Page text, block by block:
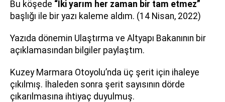
Bu köşede “İki yarım her zaman bir tam etmez”
başlığı ile bir yazı kaleme aldım. (14 Nisan, 2022)
Yazıda dönemin Ulaştırma ve Altyapı Bakanının bir
açıklamasından bilgiler paylaştım.
Kuzey Marmara Otoyolu’nda üç şerit için ihaleye
çıkılmış. İhaleden sonra şerit sayısının dörde
çıkarılmasına ihtiyaç duyulmuş.